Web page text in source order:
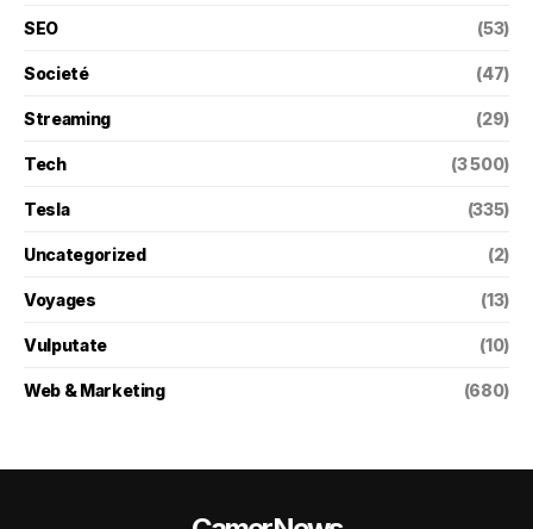
SEO (53)
Societé (47)
Streaming (29)
Tech (3 500)
Tesla (335)
Uncategorized (2)
Voyages (13)
Vulputate (10)
Web & Marketing (680)